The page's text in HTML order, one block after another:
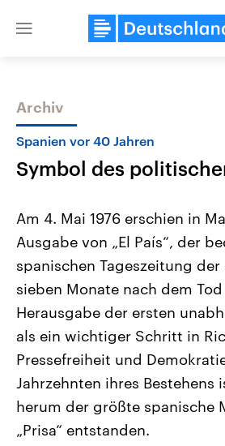
Close
Themen
Landtagswahl Sachsen-Anhalt
2026
Alle Informationen
Sachsen-Anhalt wählt am 6.
September 2026 einen neuen
Landtag. Seit 2021 wird das
Bundesland von einer Koalition aus
Umfragen, Prognosen,
Wahlprogramme, aktuelle Berichte
und Hintergründe zu den Parteien
und Kandidaten der anstehenden
Wahl.
Sendungen Programm
Archiv
Spanien vor 40 Jahren
Symbol des
Am 4. Mai 1976 erschien in
Ausgabe von „El País“, der
spanischen Tageszeitung der
sieben Monate nach dem
Herausgabe der ersten
als ein wichtiger Schritt in
Pressefreiheit und
Jahrzehnten ihres Bestehens
herum der größte spanische
„Prisa“ entstanden.